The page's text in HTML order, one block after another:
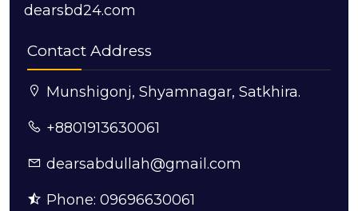
dearsbd24.com
Contact Address
Munshigonj, Shyamnagar, Satkhira.
+8801913630061
dearsabdullah@gmail.com
Phone: 09696630061